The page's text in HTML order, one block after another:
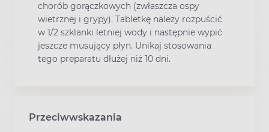
chorób gorączkowych (zwłaszcza ospy
wietrznej i grypy). Tabletkę należy rozpuścić
w 1/2 szklanki letniej wody i następnie wypić
jeszcze musujący płyn. Unikaj stosowania
tego preparatu dłużej niż 10 dni.
Przeciwwskazania